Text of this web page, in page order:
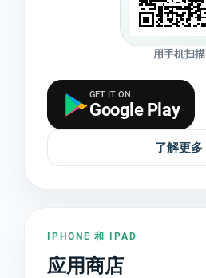
用手机扫描
GET IT ON
Google Play
了解更多
IPHONE 和 IPAD
应用商店